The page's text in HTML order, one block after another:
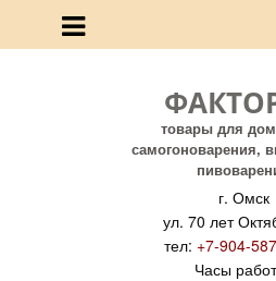
товары для
самогоноварения,
г. Омск
ул. 70 лет
тел: +7-904-
Часы